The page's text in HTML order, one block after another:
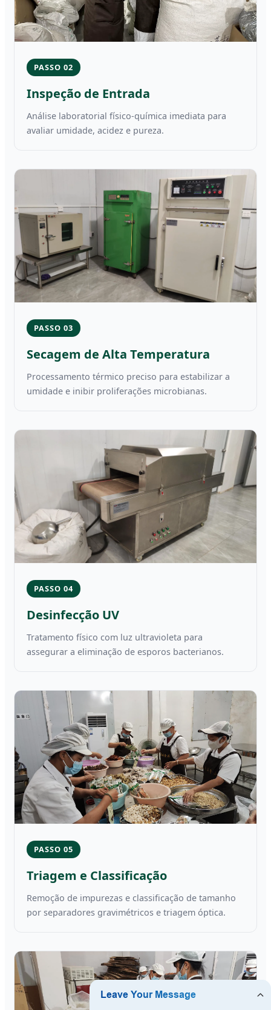
PASSO 02
Inspeção de Entrada
Análise laboratorial físico-química imediata para
avaliar umidade, acidez e pureza.
PASSO 03
Secagem de Alta Temperatura
Processamento térmico preciso para estabilizar a
umidade e inibir proliferações microbianas.
PASSO 04
Desinfecção UV
Tratamento físico com luz ultravioleta para
assegurar a eliminação de esporos bacterianos.
PASSO 05
Triagem e Classificação
Remoção de impurezas e classificação de tamanho
por separadores gravimétricos e triagem óptica.